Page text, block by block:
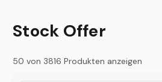
Stock Offer
50 von 3816 Produkten anzeigen